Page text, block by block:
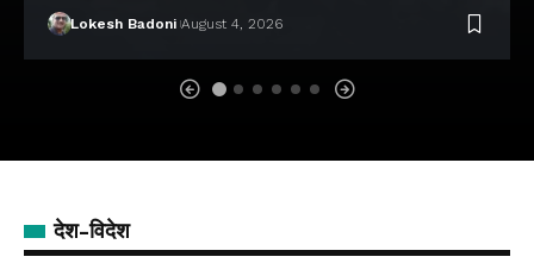
Lokesh Badoni August 4, 2026
देश-विदेश